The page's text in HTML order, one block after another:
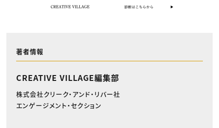
著者情報
CREATIVE VILLAGE編集部
株式会社クリーク・アンド・リバー社
エンゲージメント・セクション